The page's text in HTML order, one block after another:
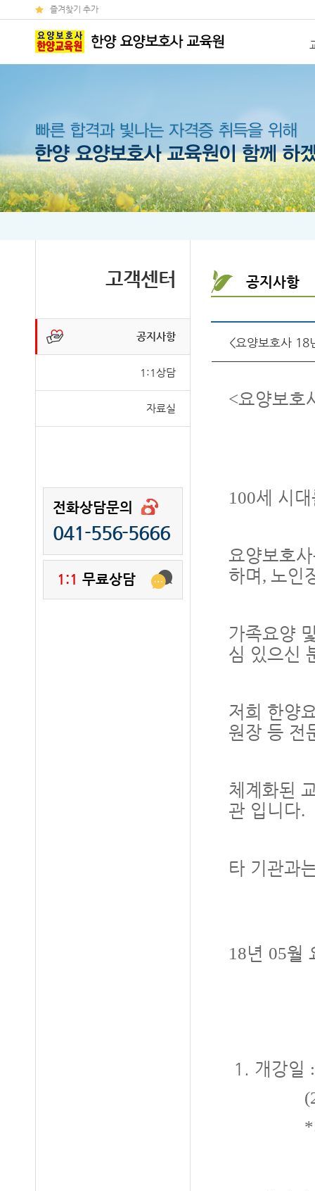
즐겨찾기 추가
고객센터
공지사항
1:1상담
자료실
전화상담문의
041-556-5666
1:1 무료상담
공지사항
<요양보호사 18
<요양보호
100세 시
요양보호
하며 , 노인
가족요양
심 있으신
저희 한양
원장 등 전
체계화된
관 입니다.
타 기관과
18년 05월
1. 개강일
*